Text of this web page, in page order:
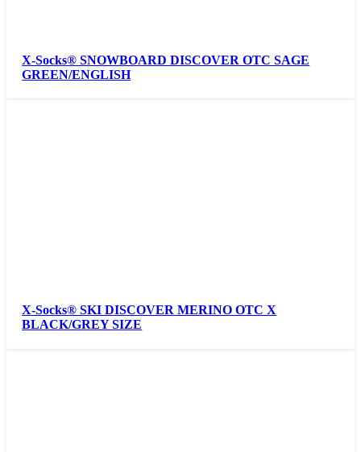
X-Socks® SNOWBOARD DISCOVER OTC SAGE
GREEN/ENGLISH
X-Socks® SKI DISCOVER MERINO OTC X
BLACK/GREY SIZE